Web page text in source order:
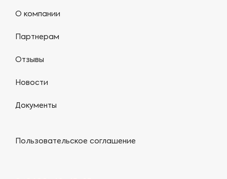
О компании
Партнерам
Отзывы
Новости
Документы
Пользовательское соглашение